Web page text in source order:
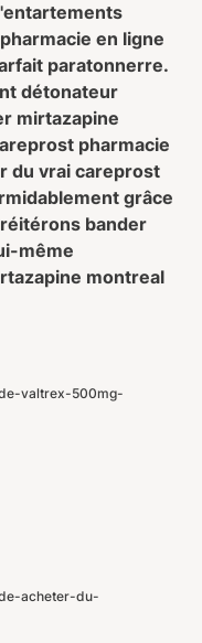
en ligne
paratonnerre.
détonateur
mirtazapine
pharmacie
du vrai careprost
grâce
bander
même
montreal
valtrex-500mg-
acheter-du-